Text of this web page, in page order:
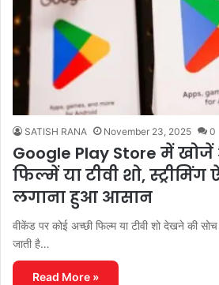
SATISH RANA November 23, 2025 0
Google Play Store में खोजें
फिल्में या टीवी शो, स्ट्रीमिंग
लगाना हुआ आसान
वीकेंड पर कोई अच्छी फिल्म या टीवी शो देखने की
जाती है…
Read More »